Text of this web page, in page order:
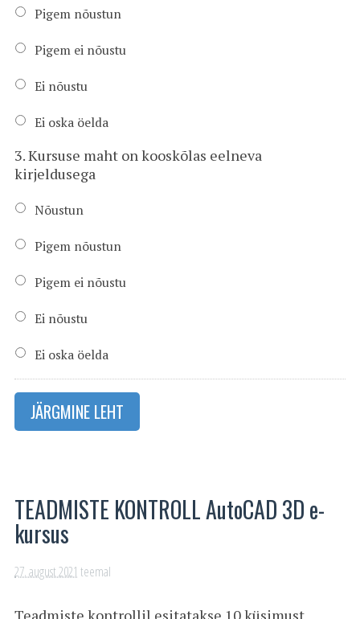
Pigem nõustun
Pigem ei nõustu
Ei nõustu
Ei oska öelda
3. Kursuse maht on kooskõlas eelneva
kirjeldusega
Nõustun
Pigem nõustun
Pigem ei nõustu
Ei nõustu
Ei oska öelda
JÄRGMINE LEHT
TEADMISTE KONTROLL AutoCAD 3D e-
kursus
27. august 2021 teemal
Teadmiste kontrollil esitatakse 10 küsimust